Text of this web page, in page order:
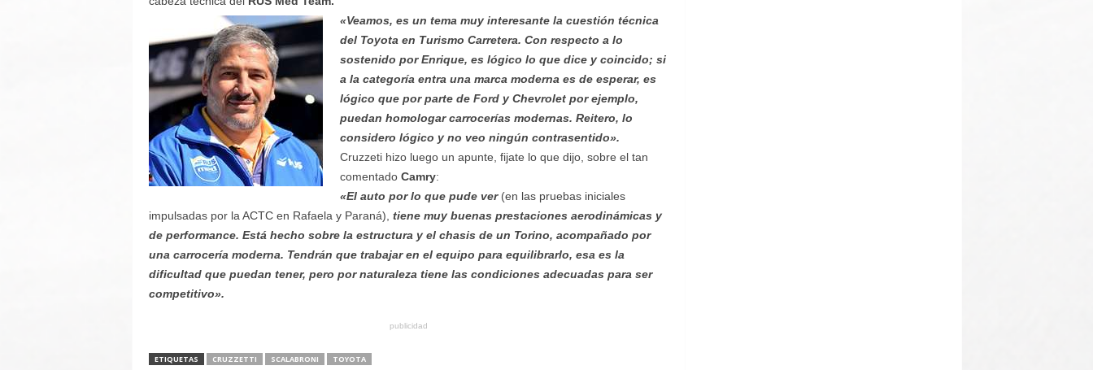
«Veamos, es un tema muy interesante la cuestión técnica
del Toyota en Turismo Carretera. Con respecto a lo
sostenido por Enrique, es lógico lo que dice y coincido; si
a la categoría entra una marca moderna es de esperar, es
lógico que por parte de Ford y Chevrolet por ejemplo,
puedan homologar carrocerías modernas. Reitero, lo
considero lógico y no veo ningún contrasentido».
Cruzzeti hizo luego un apunte, fijate lo que dijo, sobre el tan
comentadoCamry:
«El auto por lo que pude ver (en las pruebas iniciales
impulsadas por la ACTC en Rafaela y Paraná), tiene muy buenas prestaciones aerodinámicas y
de performance. Está hecho sobre la estructura y el chasis de un Torino, acompañado por
una carrocería moderna. Tendrán que trabajar en el equipo para equilibrarlo, esa es la
dificultad que puedan tener, pero por naturaleza tiene las condiciones adecuadas para ser
competitivo».
publicidad
ETIQUETAS CRUZZETTI SCALABRONI TOYOTA